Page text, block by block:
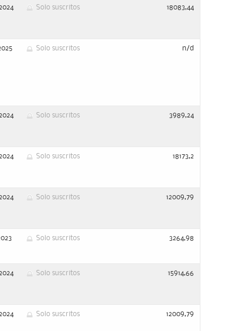
Solo suscritos 18083,44
Solo suscritos n/d
Solo suscritos 3989,24
Solo suscritos 18173,2
Solo suscritos 12009,79
Solo suscritos 3264,98
Solo suscritos 15914,66
Solo suscritos 12009,79